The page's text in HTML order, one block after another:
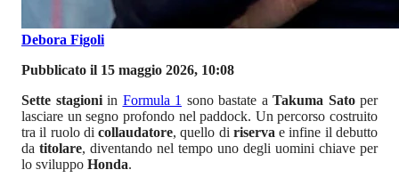
Debora Figoli
Pubblicato il 15 maggio 2026, 10:08
Sette stagioniin Formula 1 sono bastate a Takuma Satoper
lasciare un segno profondo nel paddock. Un percorso costruito
tra il ruolo dicollaudatore, quello di riservae infine il debutto
da titolare, diventando nel tempo uno degli uomini chiave per
lo sviluppo Honda.